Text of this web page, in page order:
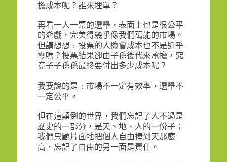
擔成本呢？誰來埋單？
再看一人一票的選舉，表面上也是很公平
的遊戲，完美得幾乎像我們萬能的市場。
但請想想﹕投票的人機會成本也不是近乎
零嗎？投票結果卻由子孫後代來承擔，究
竟子子孫孫最終要付出多少成本呢？
我要說的是﹕市場不一定有效率，選舉不
一定公平。
但在這顛倒的世界，我們忘記了人不過是
歷史的一部分，是天、地、人的一份子；
我們只顧片面地把個人自由捧到天那麼
高，忘記了自由的另一面是責任。